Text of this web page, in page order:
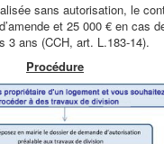
sans autorisation, le
et 25 000 € en cas
3 ans (CCH, art. L.183-14).
Procédure